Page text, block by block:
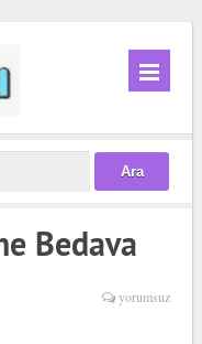
Bedava
yorumsuz